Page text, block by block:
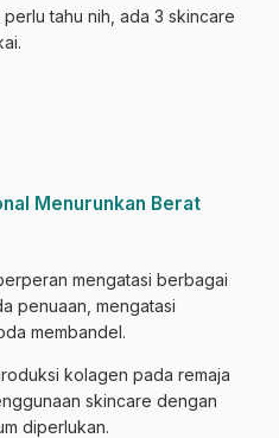
tahu nih, ada 3 skincare
Menurunkan Berat
mengatasi berbagai
penuaan, mengatasi
membandel.
kolagen pada remaja
skincare dengan
diperlukan.